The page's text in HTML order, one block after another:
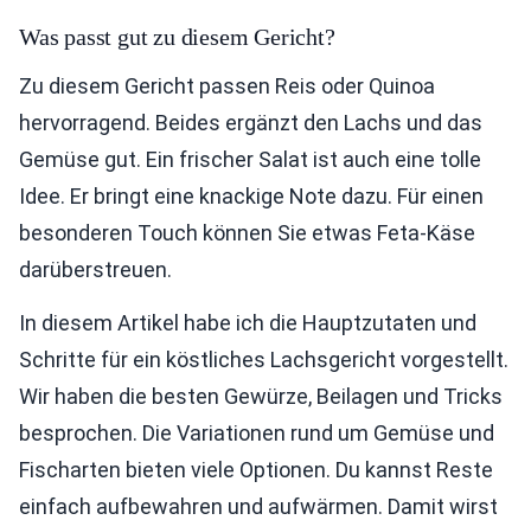
Was passt gut zu diesem Gericht?
Zu diesem Gericht passen Reis oder Quinoa
hervorragend. Beides ergänzt den Lachs und das
Gemüse gut. Ein frischer Salat ist auch eine tolle
Idee. Er bringt eine knackige Note dazu. Für einen
besonderen Touch können Sie etwas Feta-Käse
darüberstreuen.
In diesem Artikel habe ich die Hauptzutaten und
Schritte für ein köstliches Lachsgericht vorgestellt.
Wir haben die besten Gewürze, Beilagen und Tricks
besprochen. Die Variationen rund um Gemüse und
Fischarten bieten viele Optionen. Du kannst Reste
einfach aufbewahren und aufwärmen. Damit wirst